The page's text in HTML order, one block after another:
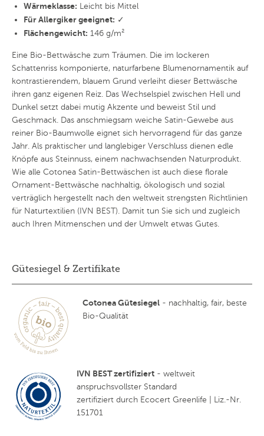
Wärmeklasse: Leicht bis Mittel
Für Allergiker geeignet: ✓
Flächengewicht: 146 g/m²
Eine Bio-Bettwäsche zum Träumen. Die im lockeren
Schattenriss komponierte, naturfarbene Blumenornamentik auf
kontrastierendem, blauem Grund verleiht dieser Bettwäsche
ihren ganz eigenen Reiz. Das Wechselspiel zwischen Hell und
Dunkel setzt dabei mutig Akzente und beweist Stil und
Geschmack. Das anschmiegsam weiche Satin-Gewebe aus
reiner Bio-Baumwolle eignet sich hervorragend für das ganze
Jahr. Als praktischer und langlebiger Verschluss dienen edle
Knöpfe aus Steinnuss, einem nachwachsenden Naturprodukt.
Wie alle Cotonea Satin-Bettwäschen ist auch diese florale
Ornament-Bettwäsche nachhaltig, ökologisch und sozial
verträglich hergestellt nach den weltweit strengsten Richtlinien
für Naturtextilien (IVN BEST). Damit tun Sie sich und zugleich
auch Ihren Mitmenschen und der Umwelt etwas Gutes.
Gütesiegel & Zertifikate
Cotonea Gütesiegel - nachhaltig, fair, beste
Bio-Qualität
IVN BEST zertifiziert - weltweit
anspruchsvollster Standard
zertifiziert durch Ecocert Greenlife | Liz.-Nr.
151701